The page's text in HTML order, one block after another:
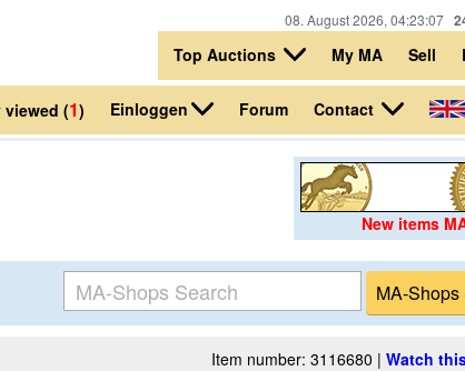
08. August 2026, 04:23:07
Top Auctions My MA Sell
viewed (1) Einloggen Forum Contact
New items
Item number: 3116680 | Watch